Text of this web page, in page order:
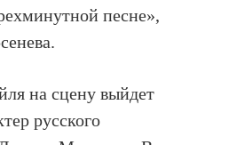
песне»,
на сцену выйдет
русского